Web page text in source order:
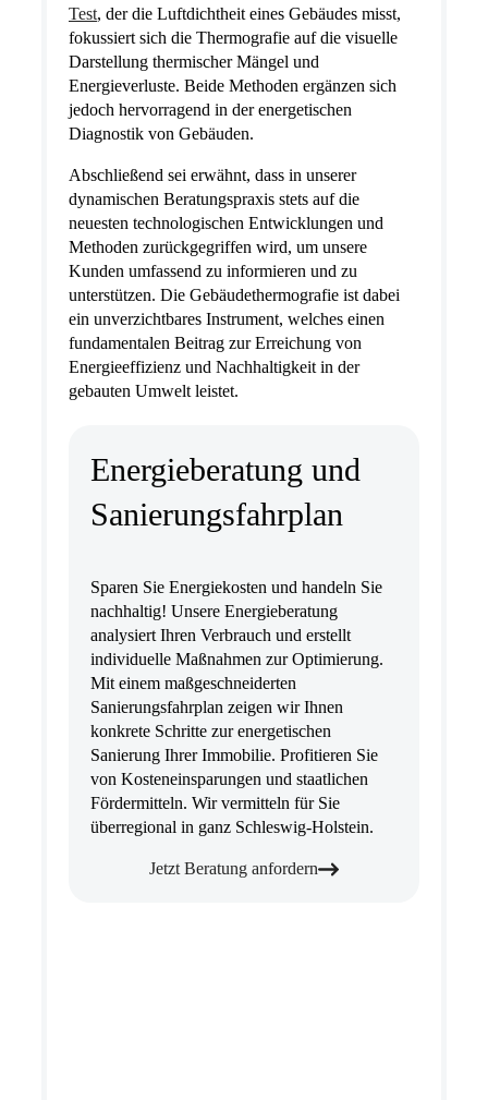
Test, der die Luftdichtheit eines Gebäudes misst,
fokussiert sich die Thermografie auf die visuelle
Darstellung thermischer Mängel und
Energieverluste. Beide Methoden ergänzen sich
jedoch hervorragend in der energetischen
Diagnostik von Gebäuden.
Abschließend sei erwähnt, dass in unserer
dynamischen Beratungspraxis stets auf die
neuesten technologischen Entwicklungen und
Methoden zurückgegriffen wird, um unsere
Kunden umfassend zu informieren und zu
unterstützen. Die Gebäudethermografie ist dabei
ein unverzichtbares Instrument, welches einen
fundamentalen Beitrag zur Erreichung von
Energieeffizienz und Nachhaltigkeit in der
gebauten Umwelt leistet.
Energieberatung und
Sanierungsfahrplan
Sparen Sie Energiekosten und handeln Sie
nachhaltig! Unsere Energieberatung
analysiert Ihren Verbrauch und erstellt
individuelle Maßnahmen zur Optimierung.
Mit einem maßgeschneiderten
Sanierungsfahrplan zeigen wir Ihnen
konkrete Schritte zur energetischen
Sanierung Ihrer Immobilie. Profitieren Sie
von Kosteneinsparungen und staatlichen
Fördermitteln. Wir vermitteln für Sie
überregional in ganz Schleswig-Holstein.
Jetzt Beratung anfordern